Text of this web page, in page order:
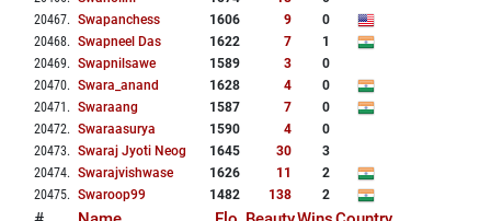
20467. Swapanchess 1606 9
0
20468. Swapneel Das 1622 7
1
20469. Swapnilsawe 1589 3
0
20470. Swara_anand 1628 4
0
20471 . Swaraang 1587 7
0
20472. Swaraasurya 1590 4
0
20473. Swaraj Jyoti Neog 1645 30
3
20474. Swarajvishwase 1626 11
2
20475. Swaroop99 1482 138 2